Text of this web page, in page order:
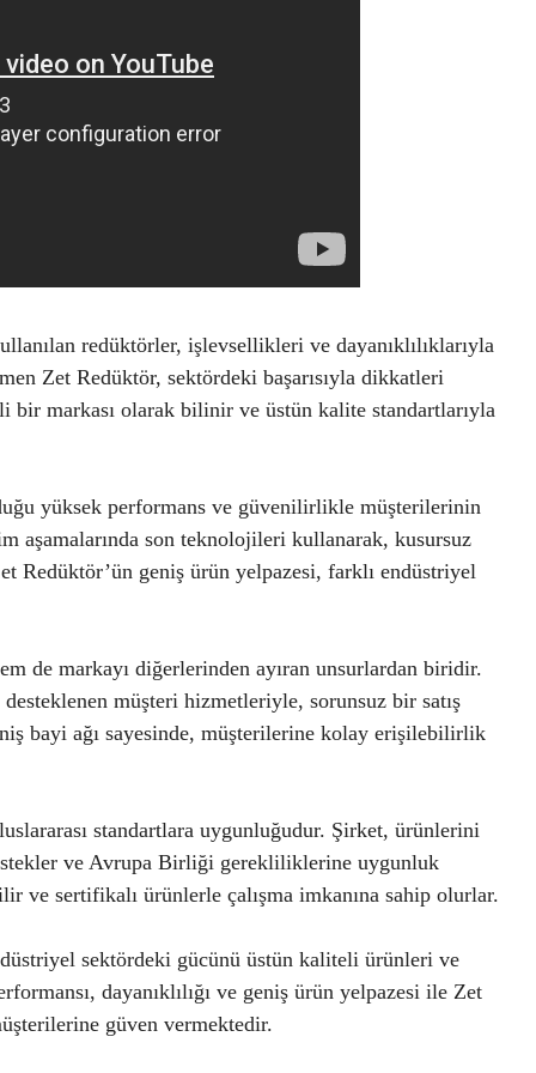
redüktörler, işlevsellikleri ve dayanıklılıklarıyla
Zet Redüktör, sektördeki başarısıyla dikkatleri
markası olarak bilinir ve üstün kalite standartlarıyla
yüksek performans ve güvenilirlikle müşterilerinin
aşamalarında son teknolojileri kullanarak, kusursuz
Redüktör’ün geniş ürün yelpazesi, farklı endüstriyel
de markayı diğerlerinden ayıran unsurlardan biridir.
müşteri hizmetleriyle, sorunsuz bir satış
bayi ağı sayesinde, müşterilerine kolay erişilebilirlik
standartlara uygunluğudur. Şirket, ürünlerini
ve Avrupa Birliği gerekliliklerine uygunluk
ve sertifikalı ürünlerle çalışma imkanına sahip olurlar.
sektördeki gücünü üstün kaliteli ürünleri ve
dayanıklılığı ve geniş ürün yelpazesi ile Zet
güven vermektedir.